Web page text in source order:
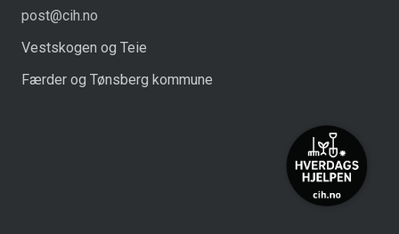
post@cih.no
Vestskogen og Teie
Færder og Tønsberg kommune